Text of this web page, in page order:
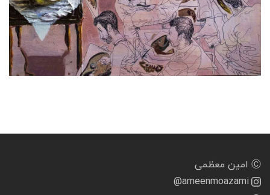
Ⓒ امین معظمی
@ameenmoazami